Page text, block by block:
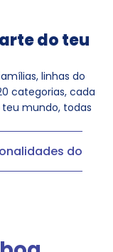
do teu
linhas do
categorias, cada
mundo, todas
do